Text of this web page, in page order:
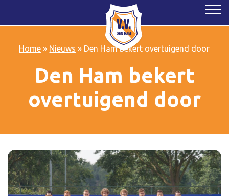
Home » Nieuws » Den Ham bekert overtuigend door
Den Ham bekert
overtuigend door